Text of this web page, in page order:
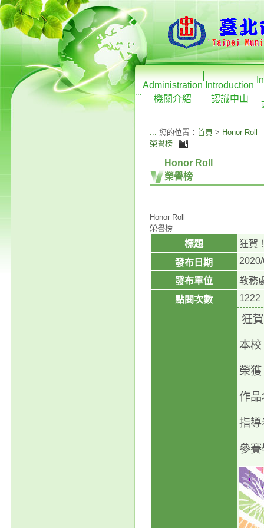
:::
Administration
機關介紹
Introduction
認識中山
::: 您的位置： 首頁 > Honor Roll
榮譽榜.
Honor Roll
榮譽榜
Honor Roll
榮譽榜
標題
狂賀
發布日期
發布單位
教務
點閱次數
1222
狂賀
本
榮獲
作
指
參